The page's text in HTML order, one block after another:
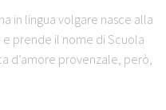
in lingua volgare nasce alla
prende il nome di Scuola
d’amore provenzale, però,